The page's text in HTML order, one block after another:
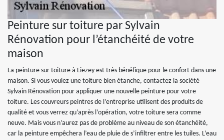
Peinture sur toiture par Sylvain
Rénovation pour l’étanchéité de votre
maison
La peinture sur toiture à Liezey est très bénéfique pour le confort dans une
maison. Si vous voulez une toiture bien étanche, contactez la société
Sylvain Rénovation pour appliquer une nouvelle peinture pour votre
toiture. Les couvreurs peintres de l’entreprise utilisent des produits de
qualité et vous verrez qu’après l’opération, votre toiture sera comme
neuve. Mais vous n’aurez pas de problème au niveau de son étanchéité,
car la peinture empêchera l’eau de pluie de s’infiltrer entre les tuiles. L’eau